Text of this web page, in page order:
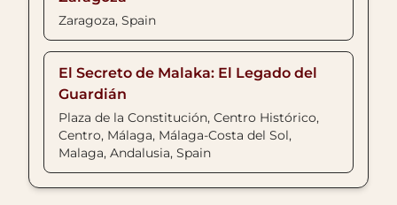
Zaragoza, Spain
El Secreto de Malaka: El Legado del
Guardián
Plaza de la Constitución, Centro Histórico,
Centro, Málaga, Málaga-Costa del Sol,
Malaga, Andalusia, Spain